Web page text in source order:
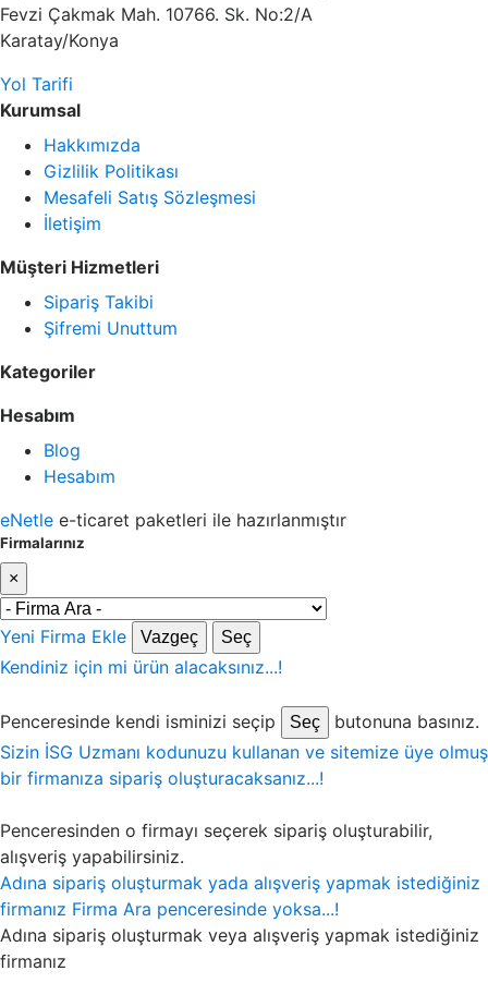
Fevzi Çakmak Mah. 10766. Sk. No:2/A
Karatay/Konya
Yol Tarifi
Kurumsal
Hakkımızda
Gizlilik Politikası
Mesafeli Satış Sözleşmesi
İletişim
Müşteri Hizmetleri
Sipariş Takibi
Şifremi Unuttum
Kategoriler
Hesabım
Blog
Hesabım
eNetle e-ticaret paketleri ile hazırlanmıştır
Firmalarınız
×
Yeni Firma Ekle Vazgeç Seç
Kendiniz için mi ürün alacaksınız...!
Penceresinde kendi isminizi seçip Seç
butonuna basınız.
Sizin İSG Uzmanı kodunuzu kullanan ve sitemize üye olmuş
bir firmanıza sipariş oluşturacaksanız...!
Penceresinden o firmayı seçerek sipariş oluşturabilir,
alışveriş yapabilirsiniz.
Adına sipariş oluşturmak yada alışveriş yapmak istediğiniz
firmanız Firma Ara penceresinde yoksa...!
Adına sipariş oluşturmak veya alışveriş yapmak istediğiniz
firmanız